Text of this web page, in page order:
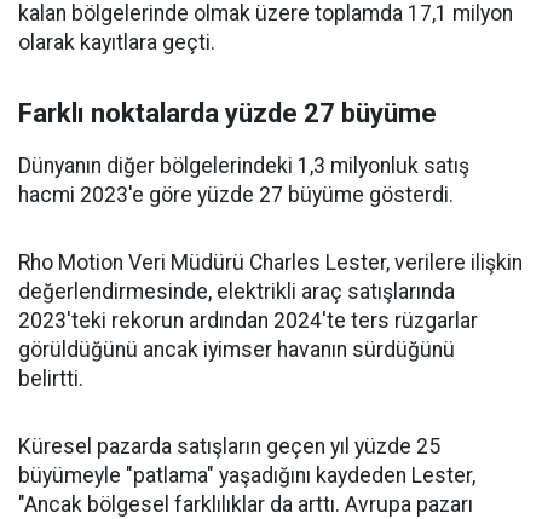
kalan bölgelerinde olmak üzere toplamda 17,1 milyon
olarak kayıtlara geçti.
Farklı noktalarda yüzde 27 büyüme
Dünyanın diğer bölgelerindeki 1,3 milyonluk satış
hacmi 2023'e göre yüzde 27 büyüme gösterdi.
Rho Motion Veri Müdürü Charles Lester, verilere ilişkin
değerlendirmesinde, elektrikli araç satışlarında
2023'teki rekorun ardından 2024'te ters rüzgarlar
görüldüğünü ancak iyimser havanın sürdüğünü
belirtti.
Küresel pazarda satışların geçen yıl yüzde 25
büyümeyle "patlama" yaşadığını kaydeden Lester,
"Ancak bölgesel farklılıklar da arttı. Avrupa pazarı